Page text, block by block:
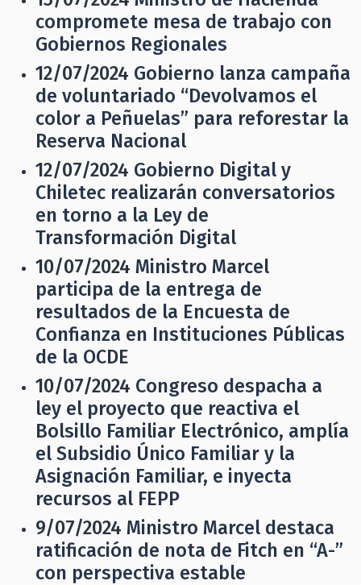
compromete mesa de trabajo con
Gobiernos Regionales
12/07/2024 Gobierno lanza campaña
de voluntariado “Devolvamos el
color a Peñuelas” para reforestar la
Reserva Nacional
12/07/2024 Gobierno Digital y
Chiletec realizarán conversatorios
en torno a la Ley de
Transformación Digital
10/07/2024 Ministro Marcel
participa de la entrega de
resultados de la Encuesta de
Confianza en Instituciones Públicas
de la OCDE
10/07/2024 Congreso despacha a
ley el proyecto que reactiva el
Bolsillo Familiar Electrónico, amplía
el Subsidio Único Familiar y la
Asignación Familiar, e inyecta
recursos al FEPP
9/07/2024 Ministro Marcel destaca
ratificación de nota de Fitch en “A-”
con perspectiva estable